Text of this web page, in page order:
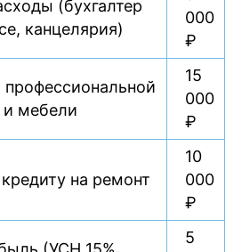
(бухгалтер
канцелярия)
000
₽
мебели
15
000
₽
на ремонт
10
000
₽
5